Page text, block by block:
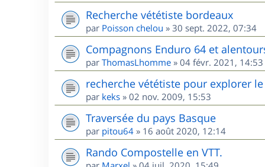
Recherche vététiste bordeaux
par Poisson chelou » 30 sept. 2022, 07:34
Compagnons Enduro 64 et
par ThomasLhomme » 04 févr. 2021, 14:53
recherche vététiste pour explorer
par keks » 02 nov. 2009, 15:53
Traversée du pays Basque
par pitou64 » 16 août 2020, 12:14
Rando Compostelle en VTT.